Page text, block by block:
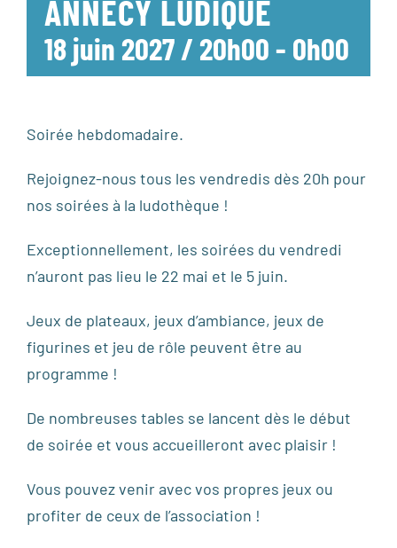
ANNECY LUDIQUE
18 juin 2027 / 20h00- 0h00
Soirée hebdomadaire.
Rejoignez-nous tous les vendredis dès 20h pour
nos soirées à la ludothèque !
Exceptionnellement, les soirées du vendredi
n’auront pas lieu le 22 mai et le 5 juin.
Jeux de plateaux, jeux d’ambiance, jeux de
figurines et jeu de rôle peuvent être au
programme !
De nombreuses tables se lancent dès le début
de soirée et vous accueilleront avec plaisir !
Vous pouvez venir avec vos propres jeux ou
profiter de ceux de l’association !